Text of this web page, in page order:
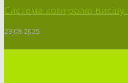
Система контролю висіву
23.08.2025